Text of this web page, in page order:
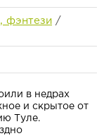
фэнтези /
в недрах
и скрытое от
Туле.